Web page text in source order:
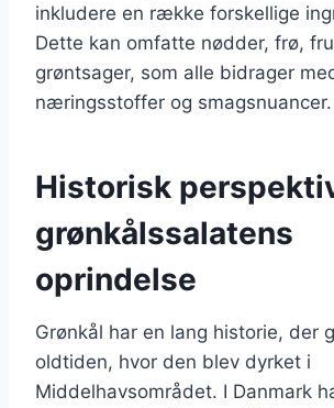
inkludere en række forskellige
Dette kan omfatte nødder, frø,
grøntsager, som alle bidrager
næringsstoffer og smagsnuancer.
Historisk
grønkålssalatens
oprindelse
Grønkål har en lang historie, der
oldtiden, hvor den blev dyrket i
Middelhavsområdet. I Danmark